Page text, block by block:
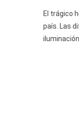
El trágico
país. Las